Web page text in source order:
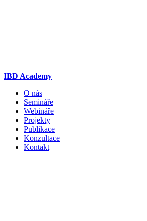
IBD Academy
O nás
Semináře
Webináře
Projekty
Publikace
Konzultace
Kontakt